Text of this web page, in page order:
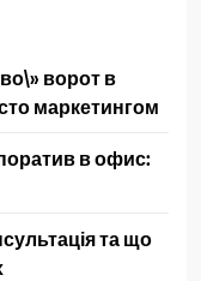
ворот в
маркетингом
в офис:
та що